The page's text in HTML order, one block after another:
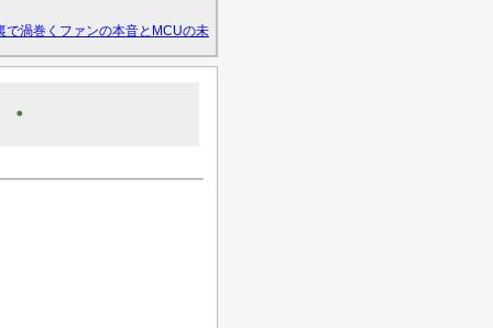
で渦巻くファンの本音とMCUの未